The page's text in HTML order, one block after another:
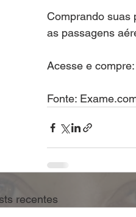
Comprando suas
as passagens
Acesse e
Fonte:
recentes